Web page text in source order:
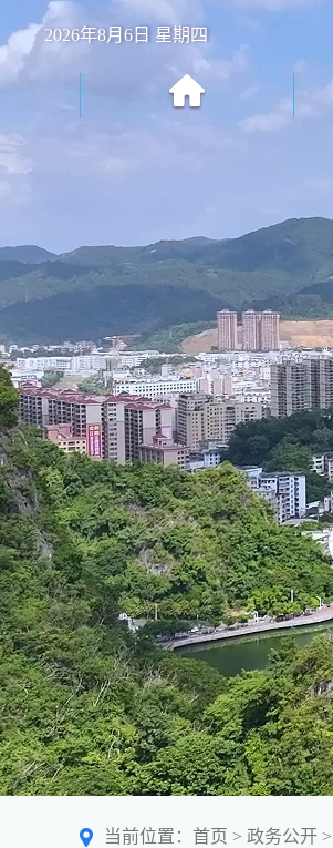
2026年8月6日 星期四
当前位置： 首页 > 政务公开 >